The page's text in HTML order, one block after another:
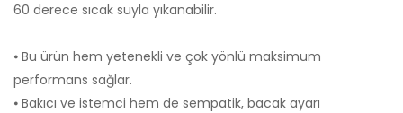
60 derece sıcak suyla yıkanabilir.
⦁ Bu ürün hem yetenekli ve çok yönlü maksimum
performans sağlar.
⦁ Bakıcı ve istemci hem de sempatik, bacak ayarı